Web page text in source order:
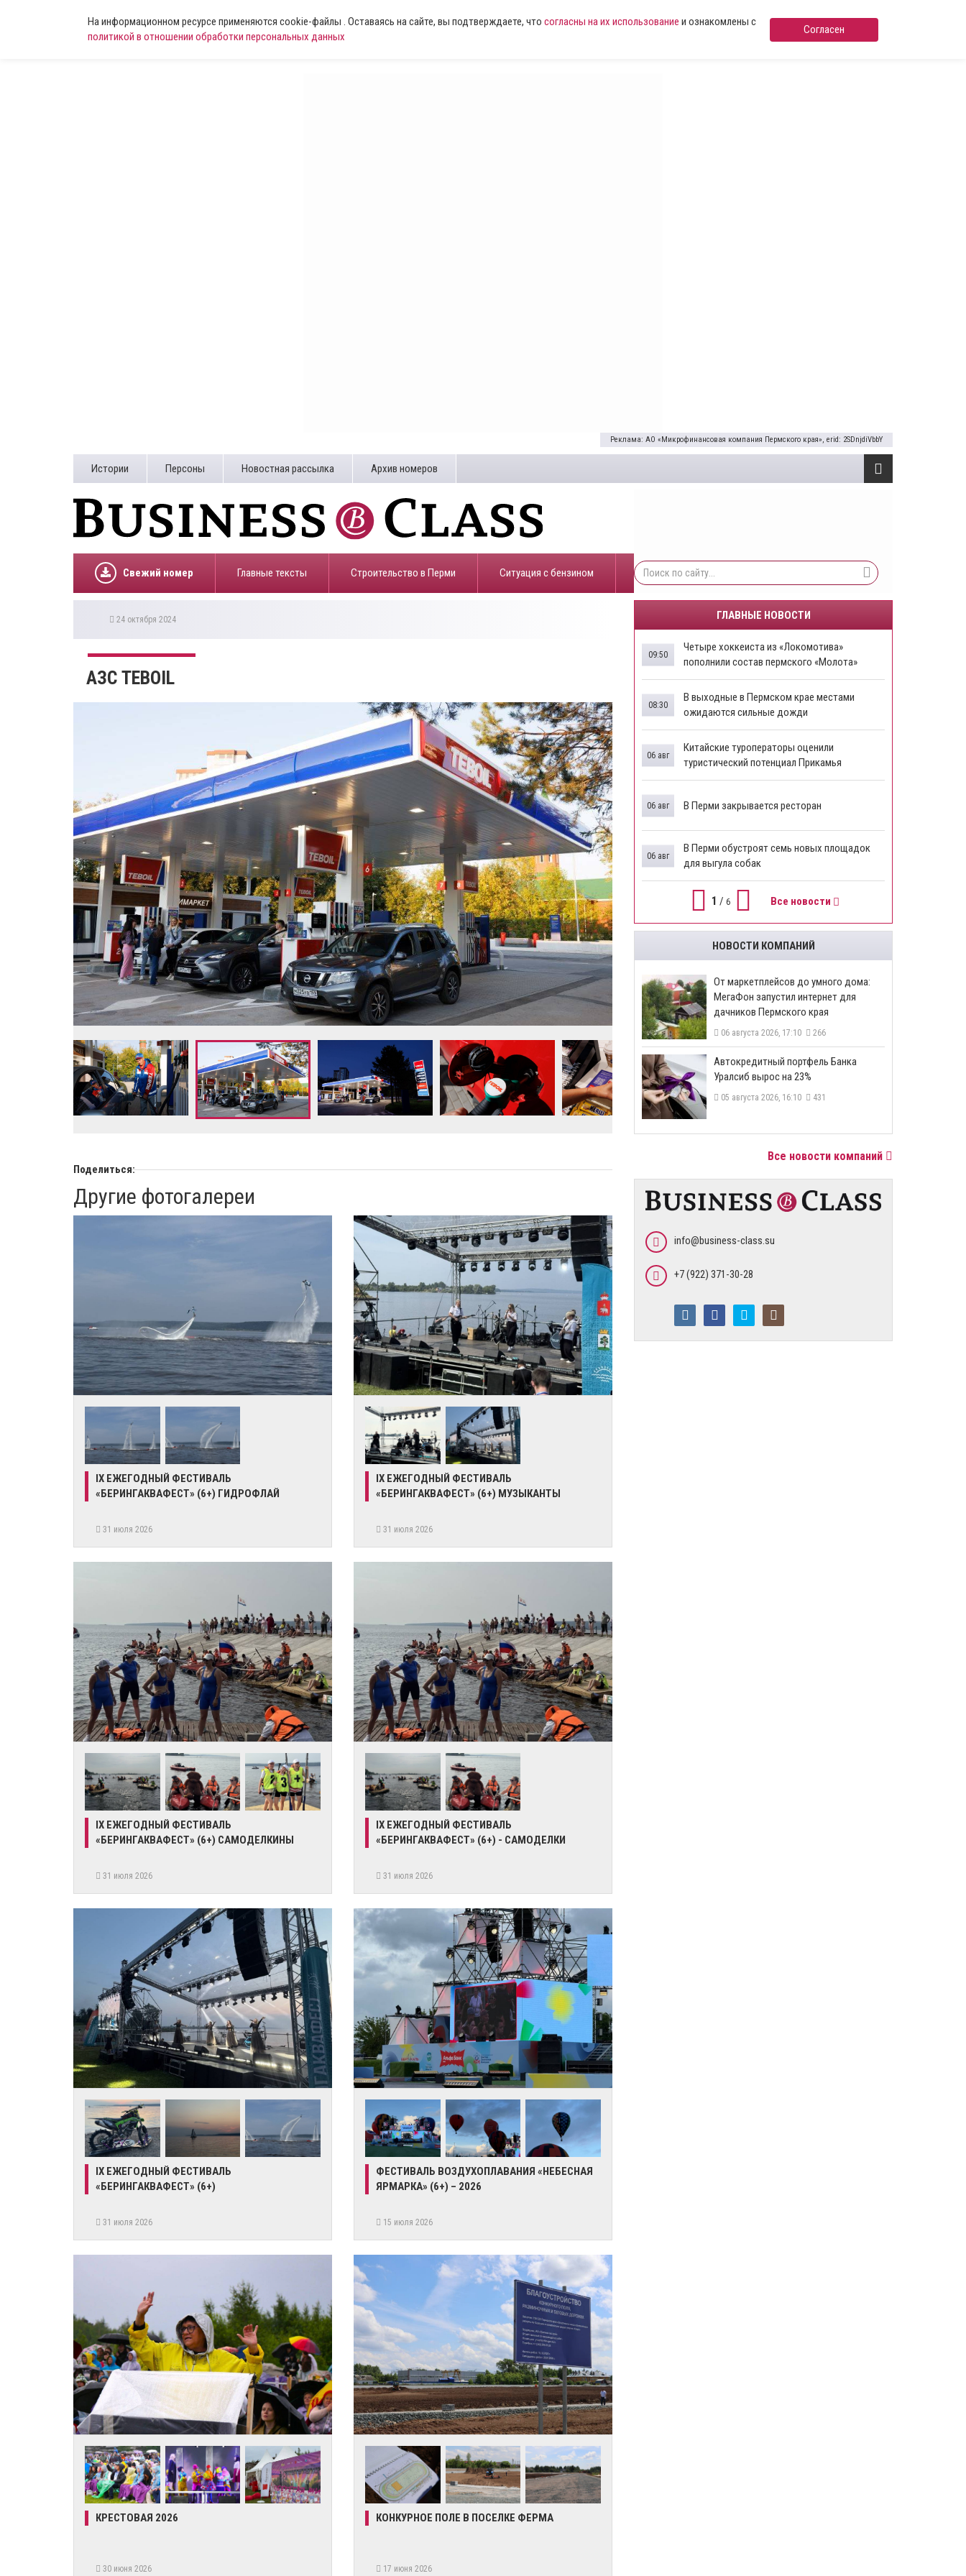
На информационном ресурсе применяются cookie-файлы . Оставаясь на сайте, вы подтверждаете, что согласны на их использование и ознакомлены с
политикой в отношении обработки персональных данных
Согласен
Реклама: АО «Микрофинансовая компания Пермского края», erid: 2SDnjdiVbbY
Истории Персоны Новостная рассылка Архив номеров
Свежий номер Главные тексты Строительство в Перми ​Ситуация с бензином
24 октября 2024
АЗС TEBOIL
Поделиться:
Другие фотогалереи
IX ЕЖЕГОДНЫЙ ФЕСТИВАЛЬ
«БЕРИНГАКВАФЕСТ» (6+) ГИДРОФЛАЙ
31 июля 2026
IX ЕЖЕГОДНЫЙ ФЕСТИВАЛЬ
«БЕРИНГАКВАФЕСТ» (6+) МУЗЫКАНТЫ
31 июля 2026
IX ЕЖЕГОДНЫЙ ФЕСТИВАЛЬ
«БЕРИНГАКВАФЕСТ» (6+) САМОДЕЛКИНЫ
31 июля 2026
IX ЕЖЕГОДНЫЙ ФЕСТИВАЛЬ
«БЕРИНГАКВАФЕСТ» (6+) - САМОДЕЛКИ
31 июля 2026
IX ЕЖЕГОДНЫЙ ФЕСТИВАЛЬ
«БЕРИНГАКВАФЕСТ» (6+)
31 июля 2026
ФЕСТИВАЛЬ ВОЗДУХОПЛАВАНИЯ «НЕБЕСНАЯ
ЯРМАРКА» (6+) – 2026
15 июля 2026
КРЕСТОВАЯ 2026
30 июня 2026
КОНКУРНОЕ ПОЛЕ В ПОСЕЛКЕ ФЕРМА
17 июня 2026
ГЛАВНЫЕ НОВОСТИ
Четыре хоккеиста из «Локомотива»
пополнили состав пермского «Молота»
09:50
В выходные в Пермском крае местами
ожидаются сильные дожди
08:30
Китайские туроператоры оценили
туристический потенциал Прикамья
06 авг
В Перми закрывается ресторан
06 авг
​В Перми обустроят семь новых площадок
для выгула собак
06 авг
1 / 6 Все новости
НОВОСТИ КОМПАНИЙ
От маркетплейсов до умного дома:
МегаФон запустил интернет для
дачников Пермского края
06 августа 2026, 17:10 266
​Автокредитный портфель Банка
Уралсиб вырос на 23%
05 августа 2026, 16:10 431
Все новости компаний
info@business-class.su
+7 (922) 371-30-28